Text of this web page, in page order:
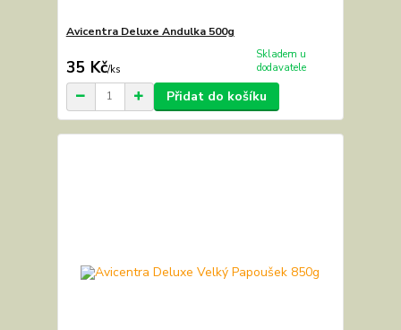
Avicentra Deluxe Andulka 500g
35 Kč/ks
Skladem u
dodavatele
Přidat do košíku